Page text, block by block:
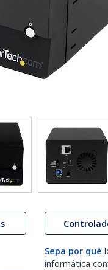
Sepa por qué
informática